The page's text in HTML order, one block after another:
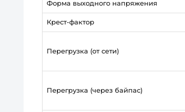
Форма выходного напряжения
Крест-фактор
Перегрузка (от сети)
Перегрузка (через байпас)